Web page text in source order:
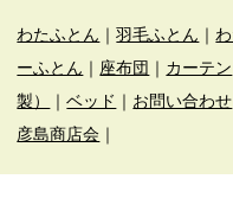
わたふとん ｜羽毛ふとん ｜
ーふとん ｜ 座布団 ｜ カーテン
製）
｜ベッド ｜ お問い合わせ
彦島商店会 ｜